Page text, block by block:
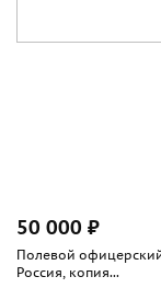
50 000 ₽
Полевой
Россия, копия...